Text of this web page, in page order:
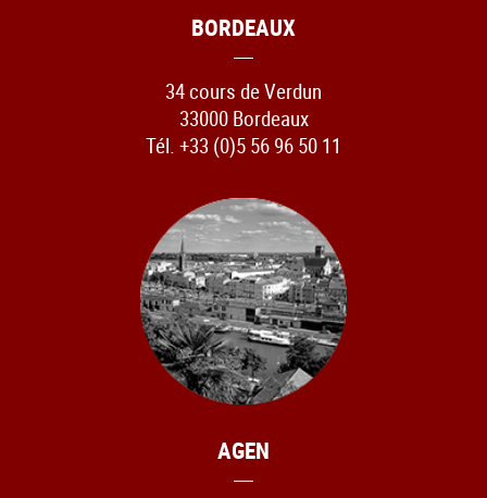
BORDEAUX
34 cours de Verdun
33000 Bordeaux
Tél. +33 (0)5 56 96 50 11
AGEN